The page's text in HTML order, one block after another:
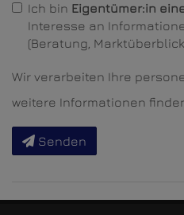
Ich bin Eigentümer:in
Interesse an
(Beratung,
Wir verarbeiten Ihre
weitere Informationen
Senden